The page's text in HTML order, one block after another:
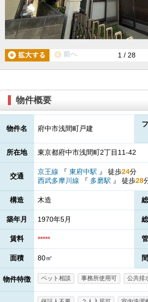
1 / 28
前へ
物件概要
物件名 府中市浅間町戸建
所在地 東京都府中市浅間町2丁目11-42
交通
京王線 『 東府中駅 』 徒歩24分
西武多摩川線
『 多磨駅 』 徒歩28
構造 木造
築年月 1970年5月
賃料 *****
面積 80㎡
物件特徴 ペット相談 事務所使用可 公共排